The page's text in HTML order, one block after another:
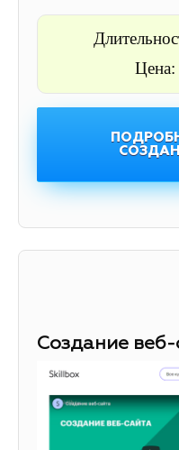
Цена:
Создание